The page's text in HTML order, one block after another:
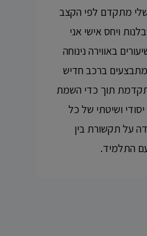
מתקדם לפי הקצב
ויחס אישי אני
באווירה נינוחה
מתבצעים ברכב חדיש
תוך כדי השמת
ושיטתי של כל
על תקשורת בין
עם התלמיד.